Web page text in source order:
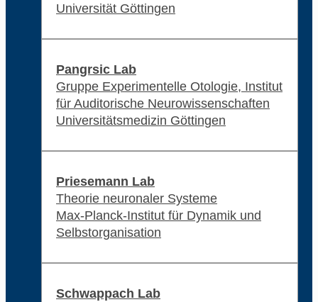
Universität Göttingen
Pangrsic Lab
Gruppe Experimentelle Otologie, Institut
für Auditorische Neurowissenschaften
Universitätsmedizin Göttingen
Priesemann Lab
Theorie neuronaler Systeme
Max-Planck-Institut für Dynamik und
Selbstorganisation
Schwappach Lab